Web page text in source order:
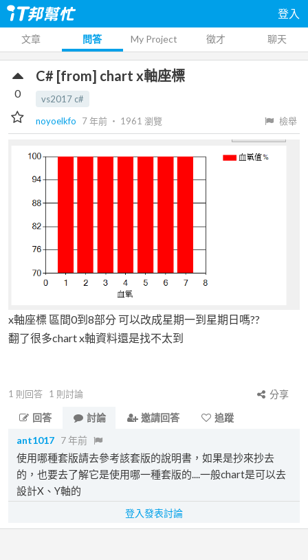
登入
文章 問答 My Project 徵才 聊天
C# [from] chart x軸座標
vs2017 c#
noyoelkfo
7 年前 ‧ 1961 瀏覽 檢舉
0
x軸座標 區間0到8部分 可以改成星期一到星期日嗎??
翻了很多chart x軸資料還是找不太到
1 則回答 1 則討論
分享
回答
討論 邀請回答
追蹤
ant1017 7 年前
使用哪種套版請去參考該套版的說明書，如果是抄來抄去
的，也要去了解它是使用哪一種套版的....一般chart是可以去
設計X、Y軸的
登入發表討論